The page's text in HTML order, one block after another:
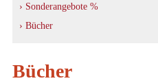
› Sonderangebote %
› Bücher
Bücher